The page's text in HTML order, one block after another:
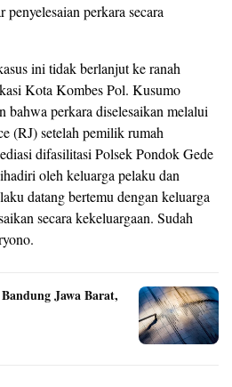
perkara secara
ini tidak berlanjut ke ranah
Kota Kombes Pol. Kusumo
bahwa perkara diselesaikan melalui
(RJ) setelah pemilik rumah
difasilitasi Polsek Pondok Gede
oleh keluarga pelaku dan
datang bertemu dengan keluarga
secara kekeluargaan. Sudah
Jawa Barat,